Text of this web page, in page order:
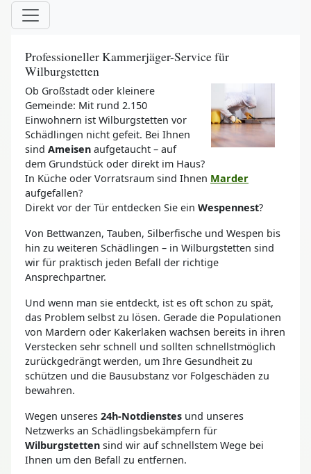
Professioneller Kammerjäger-Service für
Wilburgstetten
Ob Großstadt oder kleinere
Gemeinde: Mit rund 2.150
Einwohnern ist Wilburgstetten vor
Schädlingen nicht gefeit. Bei Ihnen
sind Ameisen aufgetaucht – auf
dem Grundstück oder direkt im Haus?
In Küche oder Vorratsraum sind Ihnen Marder
aufgefallen?
Direkt vor der Tür entdecken Sie ein Wespennest?
Von Bettwanzen, Tauben, Silberfische und Wespen bis
hin zu weiteren Schädlingen – in Wilburgstetten sind
wir für praktisch jeden Befall der richtige
Ansprechpartner.
Und wenn man sie entdeckt, ist es oft schon zu spät,
das Problem selbst zu lösen. Gerade die Populationen
von Mardern oder Kakerlaken wachsen bereits in ihren
Verstecken sehr schnell und sollten schnellstmöglich
zurückgedrängt werden, um Ihre Gesundheit zu
schützen und die Bausubstanz vor Folgeschäden zu
bewahren.
Wegen unseres 24h-Notdienstes und unseres
Netzwerks an Schädlingsbekämpfern für
Wilburgstetten sind wir auf schnellstem Wege bei
Ihnen um den Befall zu entfernen.